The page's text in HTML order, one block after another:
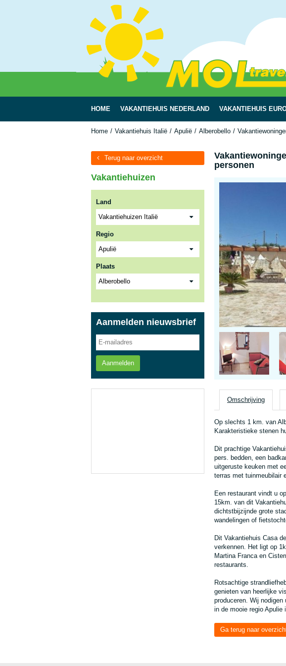
HOME VAKANTIEHUIS NEDERLAND VAKANTIEHUIS
Home Vakantiehuis Italië Apulië Alberobello
personen
Omschrijving
Op slechts 1 km. van
Karakteristieke stenen
Dit prachtige
pers. bedden, een
uitgeruste keuken met
terras met tuinmeubilair
Een restaurant vindt u
15km. van dit
dichtstbijzijnde grote
wandelingen of
Dit Vakantiehuis Casa
verkennen. Het ligt op
Martina Franca en
restaurants.
Rotsachtige
genieten van heerlijke
produceren. Wij
in de mooie regio Apulie
Ga terug naar
Terug naar overzicht
Vakantiehuizen
Land
Regio
Plaats
Aanmelden nieuwsbrief
Aanmelden